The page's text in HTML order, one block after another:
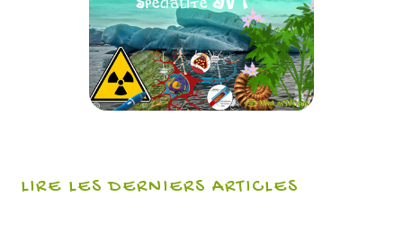
LIRE LES DERNIERS ARTICLES